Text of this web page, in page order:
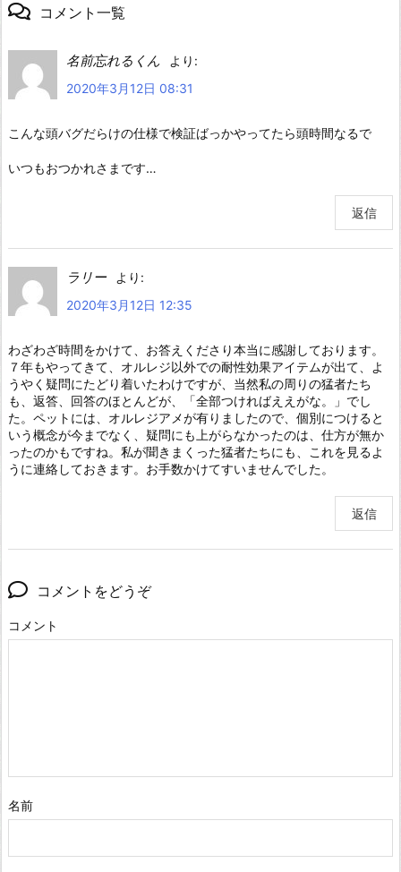
コメント一覧
名前忘れるくん
より:
2020年3月12日 08:31
こんな頭バグだらけの仕様で検証ばっかやってたら頭時間なるで
いつもおつかれさまです…
返信
ラリー
より:
2020年3月12日 12:35
わざわざ時間をかけて、お答えくださり本当に感謝しております。
７年もやってきて、オルレジ以外での耐性効果アイテムが出て、よ
うやく疑問にたどり着いたわけですが、当然私の周りの猛者たち
も、返答、回答のほとんどが、「全部つければええがな。」でし
た。ペットには、オルレジアメが有りましたので、個別につけると
いう概念が今までなく、疑問にも上がらなかったのは、仕方が無か
ったのかもですね。私が聞きまくった猛者たちにも、これを見るよ
うに連絡しておきます。お手数かけてすいませんでした。
返信
コメントをどうぞ
コメント
名前